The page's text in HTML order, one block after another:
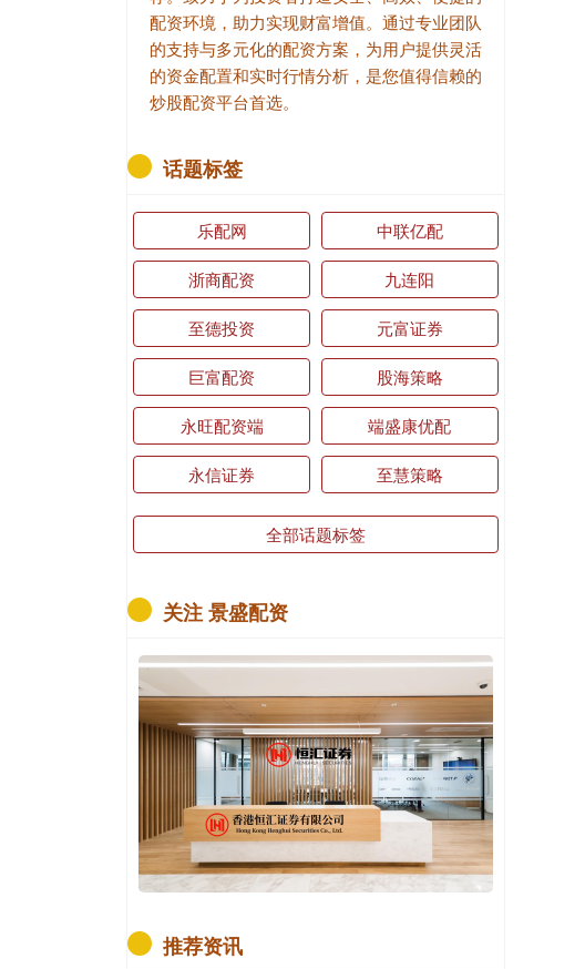
配资环境，助力实现财富增值。通过专业团队
的支持与多元化的配资方案，为用户提供灵活
的资金配置和实时行情分析，是您值得信赖的
炒股配资平台首选。
话题标签
乐配网 中联亿配
浙商配资 九连阳
至德投资 元富证券
巨富配资 股海策略
永旺配资端 端盛康优配
永信证券 至慧策略
全部话题标签
关注 景盛配资
推荐资讯